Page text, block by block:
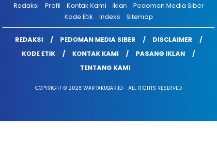
Redaksi
Profil Kontak Kami Iklan
Pedoman Media Siber
Kode Etik
Indeks Sitemap
REDAKSI PEDOMAN MEDIA SIBER
DISCLAIMER
KODE ETIK
KONTAK KAMI
PASANG IKLAN
TENTANG KAMI
COPYRIGHT © 2026 WARTAKUBAR.ID - ALL RIGHTS RESERVED